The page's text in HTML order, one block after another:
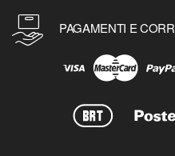
PAGAMENTI E